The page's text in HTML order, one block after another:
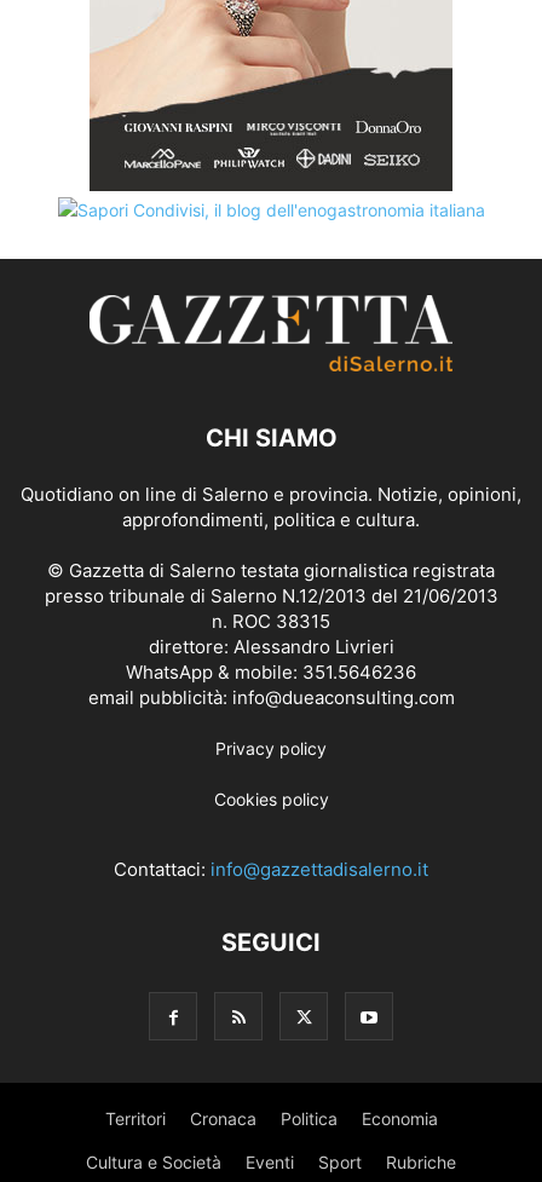
CHI SIAMO
Quotidiano on line di Salerno e provincia. Notizie, opinioni,
approfondimenti, politica e cultura.
© Gazzetta di Salerno testata giornalistica registrata
presso tribunale di Salerno N.12/2013 del 21/06/2013
n. ROC 38315
direttore: Alessandro Livrieri
WhatsApp & mobile: 351.5646236
email pubblicità: info@dueaconsulting.com
Privacy policy
Cookies policy
Contattaci: info@gazzettadisalerno.it
SEGUICI
Territori Cronaca Politica Economia
Cultura e Società Eventi Sport Rubriche